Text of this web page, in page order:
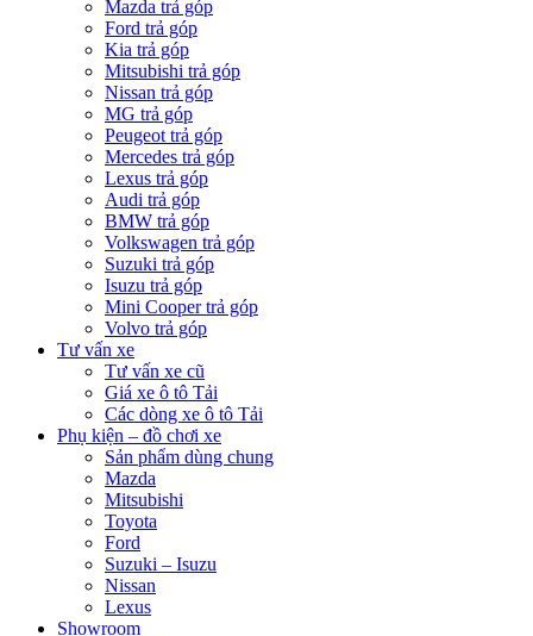
Mazda trả góp
Ford trả góp
Kia trả góp
Mitsubishi trả góp
Nissan trả góp
MG trả góp
Peugeot trả góp
Mercedes trả góp
Lexus trả góp
Audi trả góp
BMW trả góp
Volkswagen trả góp
Suzuki trả góp
Isuzu trả góp
Mini Cooper trả góp
Volvo trả góp
Tư vấn xe
Tư vấn xe cũ
Giá xe ô tô Tải
Các dòng xe ô tô Tải
Phụ kiện – đồ chơi xe
Sản phẩm dùng chung
Mazda
Mitsubishi
Toyota
Ford
Suzuki – Isuzu
Nissan
Lexus
Showroom